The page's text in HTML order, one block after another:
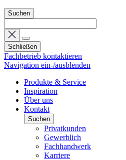
Suchen
Schließen
Fachbetrieb kontaktieren
Navigation ein-/ausblenden
Produkte & Service
Inspiration
Über uns
Kontakt
Suchen
Privatkunden
Gewerblich
Fachhandwerk
Karriere